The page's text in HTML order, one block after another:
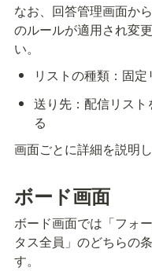
なお、回答管理画面か
のルールが適用され変
い。
リストの種類：固定
送り先：配信リスト
る
画面ごとに詳細を説明し
ボード画面
ボード画面では「フォ
タス全員」のどちらの
す。